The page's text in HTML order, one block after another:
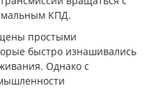
КПД.
простыми
быстро изнашивались
Однако с